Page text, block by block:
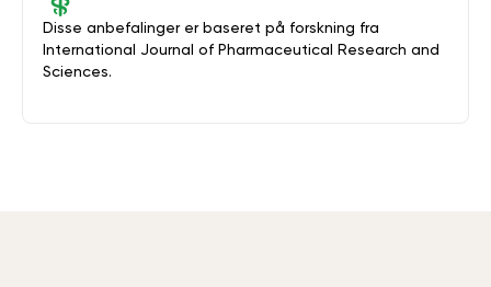
Disse anbefalinger er baseret på forskning fra
International Journal of Pharmaceutical Research and
Sciences.